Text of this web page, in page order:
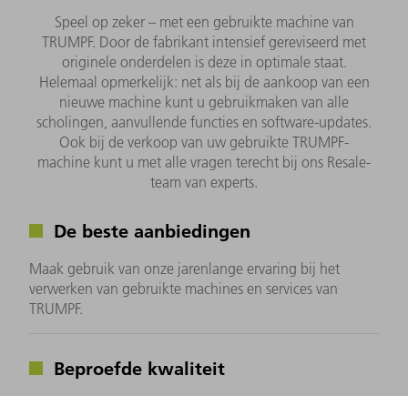
Speel op zeker – met een gebruikte machine van
TRUMPF. Door de fabrikant intensief gereviseerd met
originele onderdelen is deze in optimale staat.
Helemaal opmerkelijk: net als bij de aankoop van een
nieuwe machine kunt u gebruikmaken van alle
scholingen, aanvullende functies en software-updates.
Ook bij de verkoop van uw gebruikte TRUMPF-
machine kunt u met alle vragen terecht bij ons Resale-
team van experts.
De beste aanbiedingen
Maak gebruik van onze jarenlange ervaring bij het
verwerken van gebruikte machines en services van
TRUMPF.
Beproefde kwaliteit